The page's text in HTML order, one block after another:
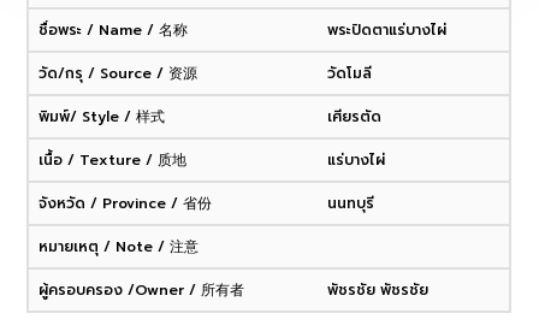
ชื่อพระ / Name / 名称
พระปิดตาแร่บางไผ่
วัด/กรุ / Source / 资源
วัดโมลี
พิมพ์/ Style / 样式
เศียรตัด
เนื้อ / Texture / 质地
แร่บางไผ่
จังหวัด / Province / 省份
นนทบุรี
หมายเหตุ / Note / 注意
ผู้ครอบครอง /Owner / 所有者
พัชรชัย พัชรชัย